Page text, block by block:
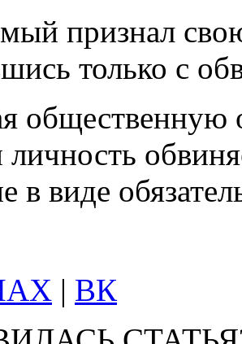
признал
только с
общественную
личность
в виде
| ВК